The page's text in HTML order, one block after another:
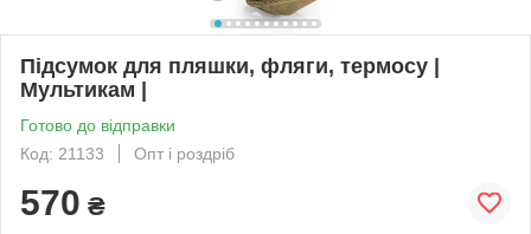
Підсумок для пляшки, фляги, термосу |
Мультикам |
Готово до відправки
Код: 21133
Опт і роздріб
570 ₴